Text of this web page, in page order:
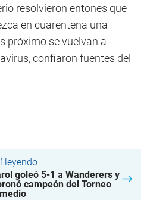
resolvieron entones que
en cuarentena una
próximo se vuelvan a
confiaron fuentes del
leyendo
goleó 5-1 a Wanderers y
campeón del Torneo